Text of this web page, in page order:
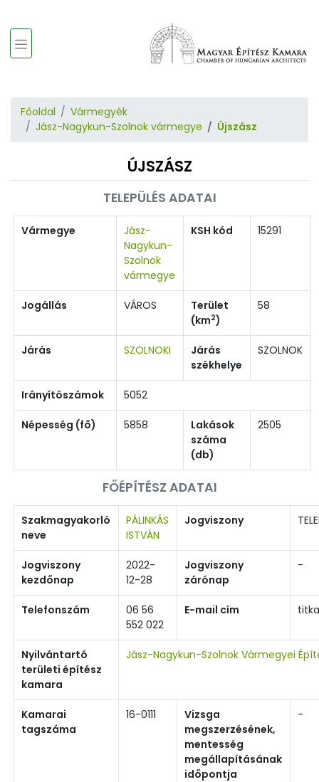
Főoldal
Vármegyék
Jász-Nagykun-Szolnok vármegye
Újszász
ÚJSZÁSZ
TELEPÜLÉS ADATAI
Vármegye
Jász-
Nagykun-
Szolnok
vármegye
KSH kód 15291
Jogállás VÁROS
Terület
(km2)
58
Járás SZOLNOKI
Járás
székhelye
SZOLNOK
Irányítószámok 5052
Népesség (fő) 5858
Lakások
száma
(db)
2505
FŐÉPÍTÉSZ ADATAI
Szakmagyakorló
neve
PÁLINKÁS
ISTVÁN
Jogviszony
Jogviszony
kezdőnap
2022-
12-28
Jogviszony
zárónap
-
Telefonszám
06 56
552 022
E-mail cím
Nyilvántartó
területi építész
kamara
Jász-Nagykun-Szolnok Vármegyei
Kamarai
tagszáma
16-0111
Vizsga
megszerzésének,
mentesség
megállapításának
időpontja
-